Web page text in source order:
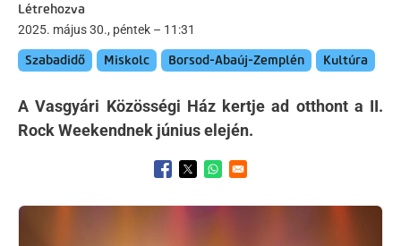
Létrehozva
2025. május 30., péntek – 11:31
Szabadidő Miskolc Borsod-Abaúj-Zemplén Kultúra
A Vasgyári Közösségi Ház kertje ad otthont a II.
Rock Weekendnek június elején.
Opens in a new window
Opens in a new window
Opens in a new window
Kép